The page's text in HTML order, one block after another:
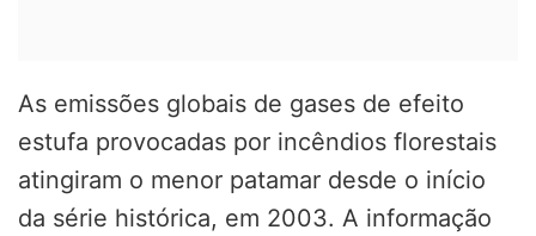
As emissões globais de gases de efeito
estufa provocadas por incêndios florestais
atingiram o menor patamar desde o início
da série histórica, em 2003. A informação